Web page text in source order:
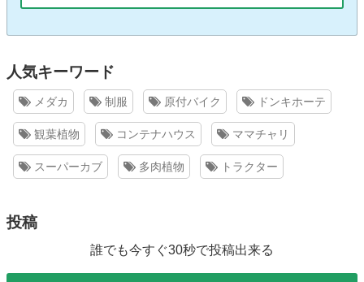
人気キーワード
メダカ 制服 原付バイク ドンキホーテ
観葉植物 コンテナハウス ママチャリ
スーパーカブ 多肉植物 トラクター
投稿
誰でも今すぐ30秒で投稿出来る